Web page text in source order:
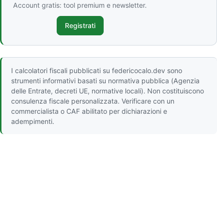
Account gratis: tool premium e newsletter.
Registrati
I calcolatori fiscali pubblicati su federicocalo.dev sono
strumenti informativi basati su normativa pubblica (Agenzia
delle Entrate, decreti UE, normative locali). Non costituiscono
consulenza fiscale personalizzata. Verificare con un
commercialista o CAF abilitato per dichiarazioni e
adempimenti.